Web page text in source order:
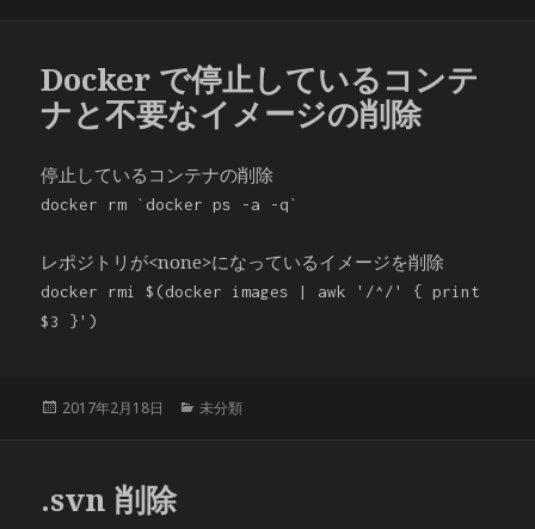
ー
Docker で停止しているコンテ
ナと不要なイメージの削除
停止しているコンテナの削除
docker rm `docker ps -a -q`
レポジトリが<none>になっているイメージを削除
docker rmi $(docker images | awk '/^/' { print
$3 }')
投
2017年2月18日
カ
未分類
.svn 削除